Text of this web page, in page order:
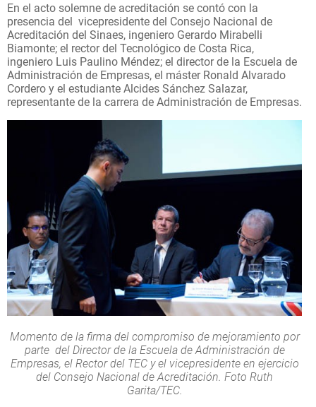
En el acto solemne de acreditación se contó con la
presencia del vicepresidente del Consejo Nacional de
Acreditación del Sinaes, ingeniero Gerardo Mirabelli
Biamonte; el rector del Tecnológico de Costa Rica,
ingeniero Luis Paulino Méndez; el director de la Escuela de
Administración de Empresas, el máster Ronald Alvarado
Cordero y el estudiante Alcides Sánchez Salazar,
representante de la carrera de Administración de Empresas.
Momento de la firma del compromiso de mejoramiento por
parte del Director de la Escuela de Administración de
Empresas, el Rector del TEC y el vicepresidente en ejercicio
del Consejo Nacional de Acreditación. Foto Ruth
Garita/TEC.